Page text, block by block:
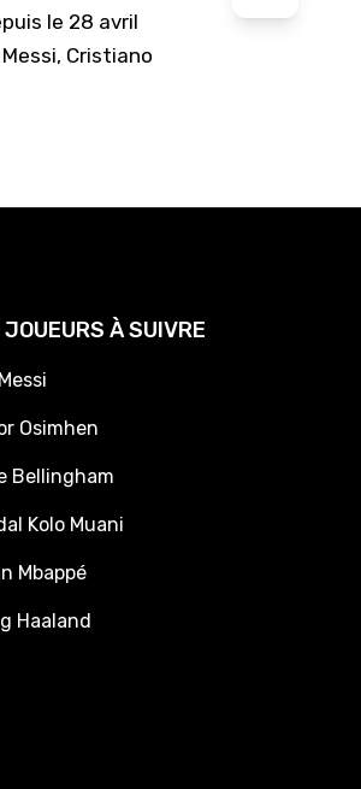
le 28 avril
Cristiano
JOUEURS À SUIVRE
Osimhen
Bellingham
Kolo Muani
Mbappé
Haaland